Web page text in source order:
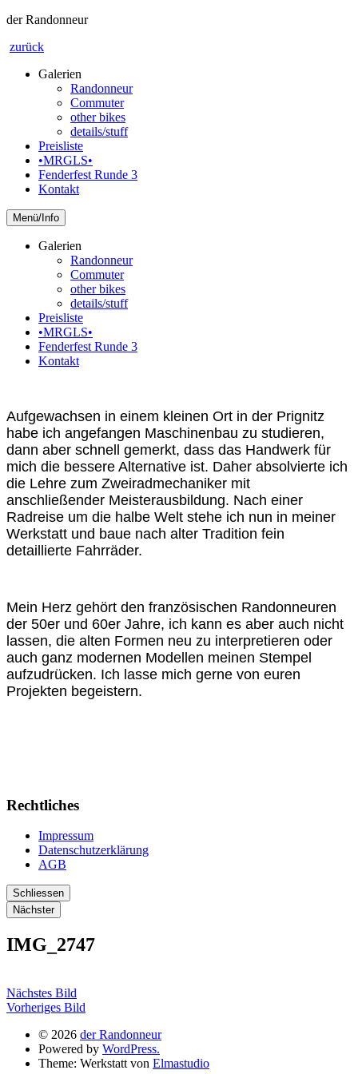
der Randonneur
zurück
Galerien
Randonneur
Commuter
other bikes
details/stuff
Preisliste
•MRGLS•
Fenderfest Runde 3
Kontakt
Info
Galerien
Randonneur
Commuter
other bikes
details/stuff
Preisliste
•MRGLS•
Fenderfest Runde 3
Kontakt
Aufgewachsen in einem kleinen Ort in der Prignitz
habe ich angefangen Maschinenbau zu studieren,
dann aber schnell gemerkt, dass das Handwerk für
mich die bessere Alternative ist. Daher absolvierte ich
die Lehre zum Zweiradmechaniker mit
anschließender Meisterausbildung. Nach einer
Radreise um die halbe Welt stehe ich nun in meiner
Werkstatt und baue nach alter Tradition fein
detaillierte Fahrräder.
Mein Herz gehört den französischen Randonneuren
der 50er und 60er Jahre, ich kann es aber auch nicht
lassen, die alten Formen neu zu interpretieren oder
auch ganz modernen Modellen meinen Stempel
aufzudrücken. Ich lasse mich gerne von euren
Projekten begeistern.
Rechtliches
Impressum
Datenschutzerklärung
AGB
Schliessen
Nächster
IMG_2747
Nächstes Bild
Vorheriges Bild
© 2026 der Randonneur
Powered by WordPress.
Theme: Werkstatt von Elmastudio